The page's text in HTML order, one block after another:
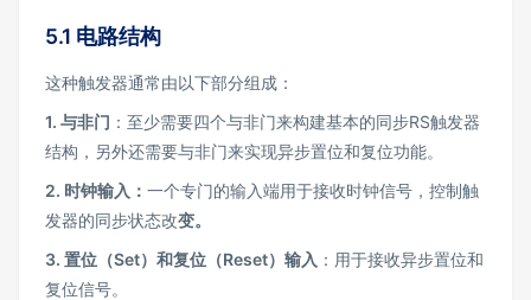
5.1 电路结构
这种触发器通常由以下部分组成：
1. 与非门 ：至少需要四个与非门来构建基本的同步RS触发器
结构，另外还需要与非门来实现异步置位和复位功能。
2. 时钟输入： 一个专门的输入端用于接收时钟信号，控制触
发器的同步状态改变。
3. 置位（Set）和复位（Reset）输入 ：用于接收异步置位和
复位信号。